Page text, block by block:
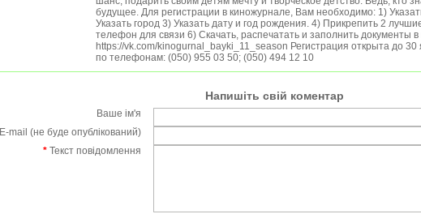
будущее. Для регистрации в киножурнале, Вам необходимо: 1)
Указать город 3) Указать дату и год рождения. 4) Прикрепить 2
телефон для связи 6) Скачать, распечатать и заполнить документы в
https://vk.com/kinogurnal_bayki_11_season Регистрация открыта до
по телефонам: (050) 955 03 50; (050) 494 12 10
Напишіть свій коментар
Ваше ім'я
E-mail (не буде опублікований)
* Текст повідомлення